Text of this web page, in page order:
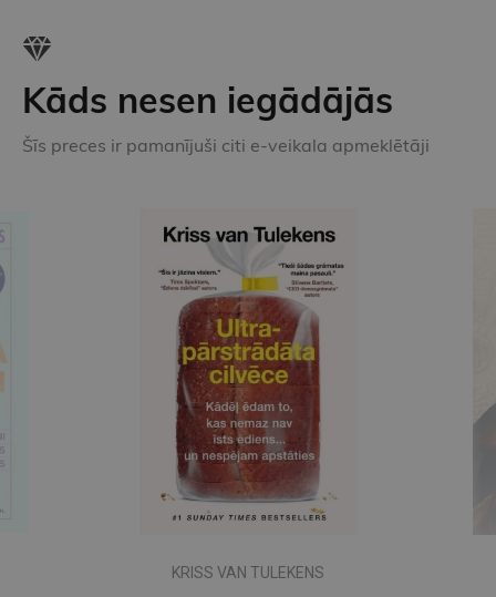
Kāds nesen iegādājās
Šīs preces ir pamanījuši citi e-veikala apmeklētāji
TOMASS MORS